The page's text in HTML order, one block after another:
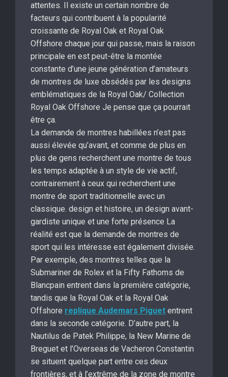
attentes. Il existe un certain nombre de
facteurs qui contribuent à la popularité
croissante de Royal Oak et Royal Oak
Offshore chaque jour qui passe, mais la raison
principale en est peut-être la montée
constante d’une jeune génération d’amateurs
de montres de luxe obsédés par les designs
emblématiques de la Royal Oak/ Collection
Royal Oak Offshore Je pense que ça pourrait
être ça.
La demande de montres habillées n’est pas
aussi élevée qu’avant, et comme de plus en
plus de gens recherchent une montre de tous
les temps adaptée à un style de vie actif,
contrairement à ceux qui recherchent une
montre de sport traditionnelle avec un
classique. design et histoire, un design avant-
gardiste unique et une forte présence La
réalité est que la demande de montres de
sport qui les intéresse est également divisée.
Par exemple, des montres telles que la
Submariner de Rolex et la Fifty Fathoms de
Blancpain entrent dans la première catégorie,
tandis que la Royal Oak et la Royal Oak
Offshore replique Audemars Piguet entrent
dans la seconde catégorie. D’autre part, la
Nautilus de Patek Philippe, la New Marine de
Breguet et l’Overseas de Vacheron Constantin
se situent quelque part entre ces deux
frontières, et à l’extrême de la zone de montre